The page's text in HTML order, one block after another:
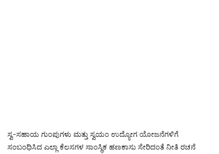
ಸ್ವ-ಸಹಾಯ ಗುಂಪುಗಳು ಮತ್ತು ಸ್ವಯಂ ಉದ್ಯೋಗ ಯೋಜನೆಗಳಿಗೆ
ಸಂಬಂಧಿಸಿದ ಎಲ್ಲಾ ಕೆಲಸಗಳ ಸಾಂಸ್ಥಿಕ ಹಣಕಾಸು ಸೇರಿದಂತೆ ನೀತಿ ರಚನೆ